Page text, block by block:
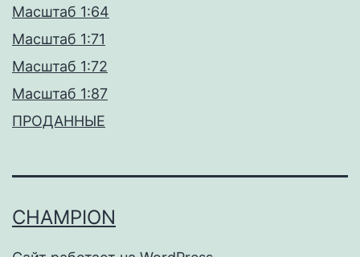
Масштаб 1:64
Масштаб 1:71
Масштаб 1:72
Масштаб 1:87
ПРОДАННЫЕ
CHAMPION